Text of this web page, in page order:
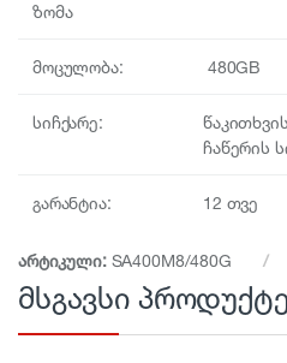
ზომა
მოცულობა: 480GB
სიჩქარე:
ჩაწერის
გარანტია: 12 თვე
არტიკული: SA400M8/480G
მსგავსი